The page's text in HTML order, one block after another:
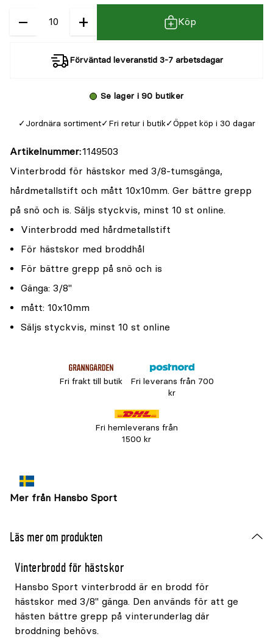
{0}
−
Kvantitet + Köp
Förväntad leveranstid 3-7 arbetsdagar
Se lager i 90 butiker
Jordnära sortiment Fri retur i butik Öppet köp i 30 dagar
Artikelnummer 1149503
Vinterbrodd för hästskor med 3/8-tumsgänga,
hårdmetallstift och mått 10x10mm. Ger bättre grepp
på snö och is. Säljs styckvis, minst 10 st online.
Vinterbrodd med hårdmetallstift
För hästskor med broddhål
För bättre grepp på snö och is
Gänga: 3/8"
mått: 10x10mm
Säljs styckvis, minst 10 st online
Fri frakt till butik
Fri leverans från 700
kr
Fri hemleverans från
1500 kr
Mer från Hansbo Sport
Läs mer om produkten
Vinterbrodd för hästskor
Hansbo Sport vinterbrodd är en brodd för
hästskor med 3/8" gänga. Den används för att ge
hästen bättre grepp på vinterunderlag där
broddning behövs.